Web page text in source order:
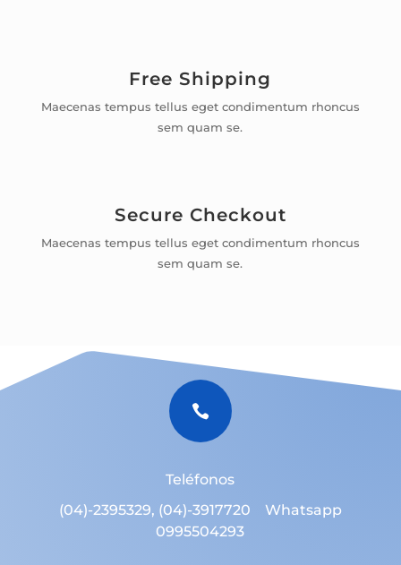
Free Shipping
Maecenas tempus tellus eget condimentum rhoncus
sem quam se.
Secure Checkout
Maecenas tempus tellus eget condimentum rhoncus
sem quam se.

Teléfonos
(04)-2395329, (04)-3917720 Whatsapp
0995504293